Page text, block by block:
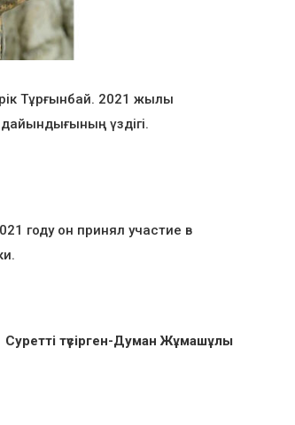
Тұрғынбай. 2021 жылы
үздігі.
году он принял участие в
Суретті түсірген-Думан Жұмашұлы